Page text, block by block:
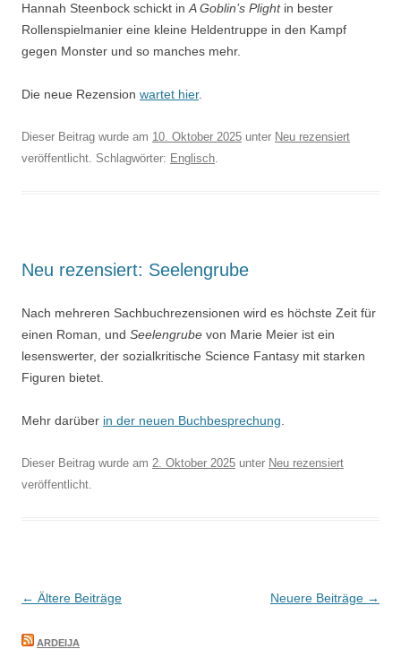
Hannah Steenbock schickt in A Goblin’s Plight in bester
Rollenspielmanier eine kleine Heldentruppe in den Kampf
gegen Monster und so manches mehr.
Die neue Rezension wartet hier.
Dieser Beitrag wurde am 10. Oktober 2025 unter Neu rezensiert
veröffentlicht. Schlagwörter: Englisch.
Neu rezensiert: Seelengrube
Nach mehreren Sachbuchrezensionen wird es höchste Zeit für
einen Roman, und Seelengrube von Marie Meier ist ein
lesenswerter, der sozialkritische Science Fantasy mit starken
Figuren bietet.
Mehr darüber in der neuen Buchbesprechung
Dieser Beitrag wurde am 2. Oktober 2025 unter Neu rezensiert
veröffentlicht.
Beitragsnavigation
← Ältere Beiträge Neuere Beiträge →
ARDEIJA